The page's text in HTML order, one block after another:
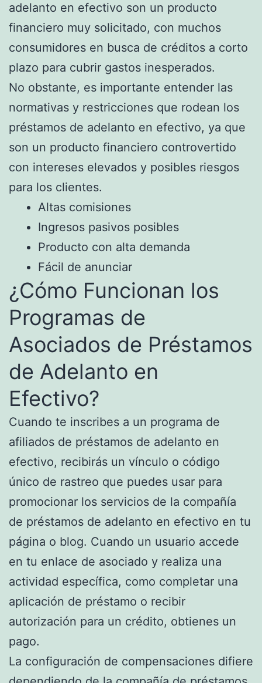
adelanto en efectivo son un producto
financiero muy solicitado, con muchos
consumidores en busca de créditos a corto
plazo para cubrir gastos inesperados.
No obstante, es importante entender las
normativas y restricciones que rodean los
préstamos de adelanto en efectivo, ya que
son un producto financiero controvertido
con intereses elevados y posibles riesgos
para los clientes.
Altas comisiones
Ingresos pasivos posibles
Producto con alta demanda
Fácil de anunciar
¿Cómo Funcionan los
Programas de
Asociados de Préstamos
de Adelanto en
Efectivo?
Cuando te inscribes a un programa de
afiliados de préstamos de adelanto en
efectivo, recibirás un vínculo o código
único de rastreo que puedes usar para
promocionar los servicios de la compañía
de préstamos de adelanto en efectivo en tu
página o blog. Cuando un usuario accede
en tu enlace de asociado y realiza una
actividad específica, como completar una
aplicación de préstamo o recibir
autorización para un crédito, obtienes un
pago.
La configuración de compensaciones difiere